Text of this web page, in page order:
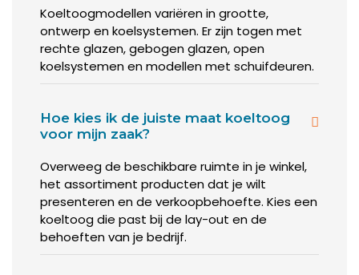
Dan moeten de producten natuurlijk echt goed
gekoeld zijn om vers te blijven.
Verkoopt u broodjes en/of gebak, in een
Dan is koeling óók belangrijk, maar misschien
minder dan bij vlees en vis.
Verkoopt u voornamelijk drank(jes)?Dan
wilt u dat die op de ideale drinktemperatuur
gehouden worden.
Een andere vraag die u hierbij moet beantwoorden is: wilt u
‘statische’ of ‘geforceerde’ koeling?
Koeltoogmodellen variëren in grootte,
ontwerp en koelsystemen. Er zijn togen met
rechte glazen, gebogen glazen, open
koelsystemen en modellen met schuifdeuren.
Hoe kies ik de juiste maat koeltoog
voor mijn zaak?
Overweeg de beschikbare ruimte in je winkel,
het assortiment producten dat je wilt
presenteren en de verkoopbehoefte. Kies een
koeltoog die past bij de lay-out en de
behoeften van je bedrijf.